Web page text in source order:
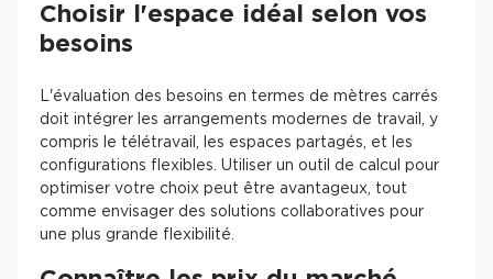
Choisir l'espace idéal selon vos
besoins
L'évaluation des besoins en termes de mètres carrés
doit intégrer les arrangements modernes de travail, y
compris le télétravail, les espaces partagés, et les
configurations flexibles. Utiliser un outil de calcul pour
optimiser votre choix peut être avantageux, tout
comme envisager des solutions collaboratives pour
une plus grande flexibilité.